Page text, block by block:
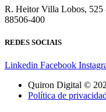
R. Heitor Villa Lobos, 525
88506-400
REDES SOCIAIS
Linkedin Facebook
Quiron Digital ©
Política de